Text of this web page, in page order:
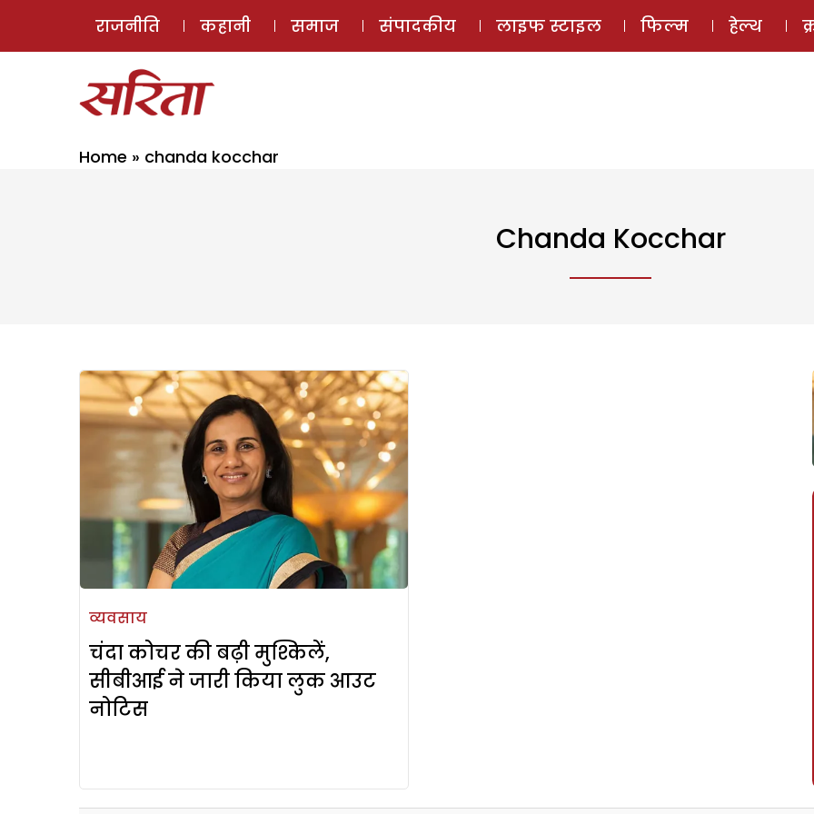
ई-मैगज़ीन
राजनीति कहानी समाज संपादकीय लाइफ स्टाइल फिल्म हेल्थ
Home » chanda kocchar
Chanda Kocchar
व्यवसाय
चंदा कोचर की बढ़ी मुश्किलें,
सीबीआई ने जारी किया लुक आउट
नोटिस